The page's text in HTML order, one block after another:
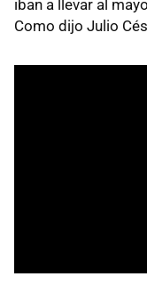
iban a llevar al
Como dijo Julio